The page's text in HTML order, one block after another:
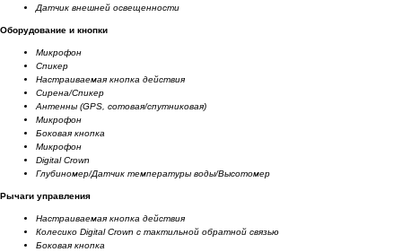
Датчик внешней освещенности
Оборудование и кнопки
Микрофон
Спикер
Настраиваемая кнопка действия
Сирена/Спикер
Антенны (GPS, сотовая/спутниковая)
Микрофон
Боковая кнопка
Микрофон
Digital Crown
Глубиномер/Датчик температуры воды/Высотомер
Рычаги управления
Настраиваемая кнопка действия
Колесико Digital Crown с тактильной обратной связью
Боковая кнопка